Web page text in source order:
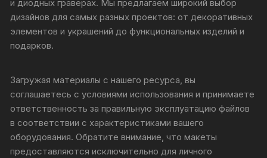
и диодных граверах. Мы предлагаем широкий выбор
дизайнов для самых разных проектов: от декоративных
элементов и украшений до функциональных изделий и
подарков.
Загружая материалы с нашего ресурса, вы
соглашаетесь с условиями использования и принимаете
ответственность за правильную эксплуатацию файлов
в соответствии с характеристиками вашего
оборудования. Обратите внимание, что макеты
предоставляются исключительно для личного